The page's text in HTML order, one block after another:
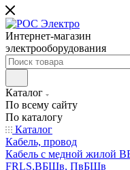
Интернет-магазин
электрооборудования
Каталог
По всему сайту
По каталогу
Каталог
Кабель, провод
Кабель с медной жилой
FRLS,ВБШв, ПвБШв